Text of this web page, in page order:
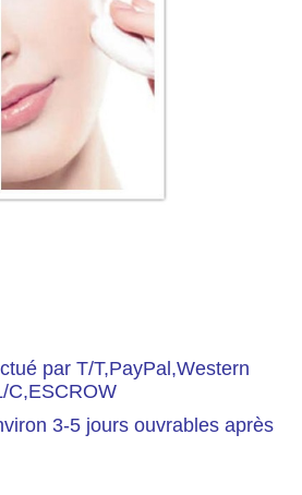
par T/T,PayPal,Western
C,ESCROW
3-5 jours ouvrables après